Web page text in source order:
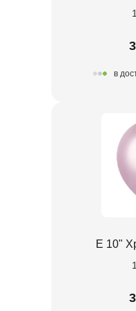
в
Е 10"